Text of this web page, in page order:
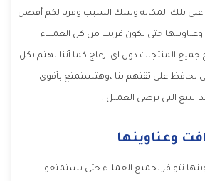
على تلك المكانه ولتلك السبب وفرنا لكم أفضل
وعناوينها حتى يكون قريب من كل العملاء
المنتجات دون اى ازعاج كما أننا نهتم بكل
نحافظ على ثقتهم بنا ،وهتستمتع بأقوى
التى ترضى العميل .
وعناوينها
تتوافر لجميع العملاء حتى يستمتعوا